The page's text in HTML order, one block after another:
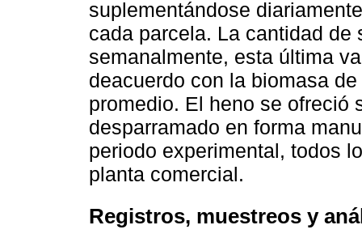
suplementándose
cada parcela. La cantidad
semanalmente, esta última
deacuerdo con la biomasa
promedio. El heno se ofreció
desparramado en forma
periodo experimental, todos
planta comercial.
Registros, muestreos y